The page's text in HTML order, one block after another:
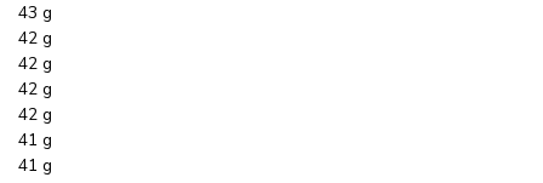
43 g
42 g
42 g
42 g
42 g
41 g
41 g